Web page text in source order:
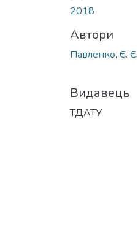
2018
Автори
Павленко, Є. Є.
Видавець
ТДАТУ